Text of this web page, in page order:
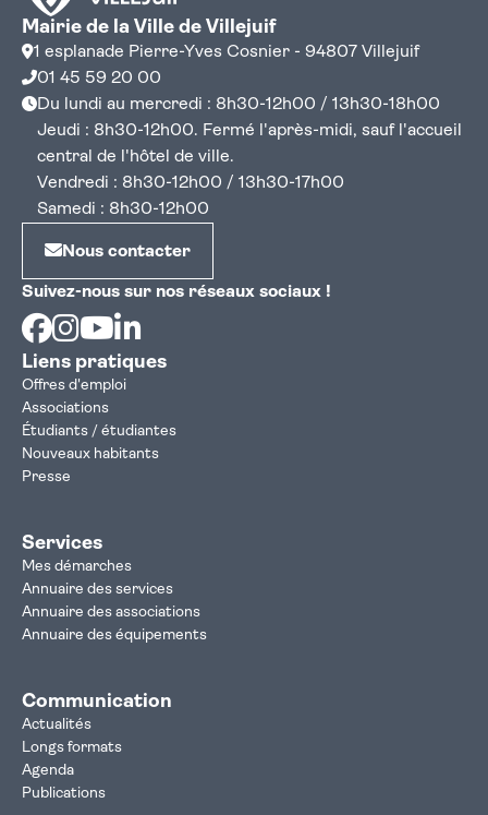
Mairie de la Ville de Villejuif
1 esplanade Pierre-Yves Cosnier - 94807 Villejuif
01 45 59 20 00
Du lundi au mercredi : 8h30-12h00 / 13h30-18h00
Jeudi : 8h30-12h00. Fermé l'après-midi, sauf l'accueil
central de l'hôtel de ville.
Vendredi : 8h30-12h00 / 13h30-17h00
Samedi : 8h30-12h00
Nous contacter
Suivez-nous sur nos réseaux sociaux !
Facebook
Instagram
Youtube
Liens pratiques
Offres d'emploi
Associations
Étudiants / étudiantes
Nouveaux habitants
Presse
Services
Mes démarches
Annuaire des services
Annuaire des associations
Annuaire des équipements
Communication
Actualités
Longs formats
Agenda
Publications